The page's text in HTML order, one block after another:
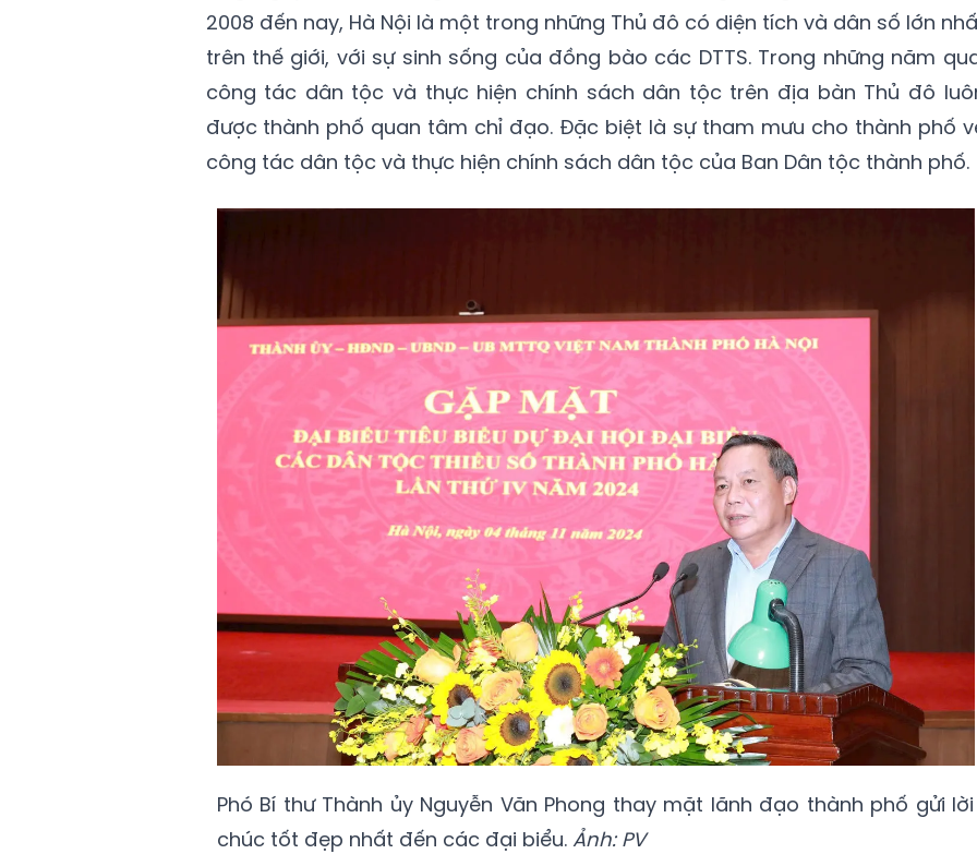
2008 đến nay, Hà Nội là một trong những Thủ đô có diện tích và dân số lớn
trên thế giới, với sự sinh sống của đồng bào các DTTS. Trong những năm
công tác dân tộc và thực hiện chính sách dân tộc trên địa bàn Thủ đô
được thành phố quan tâm chỉ đạo. Đặc biệt là sự tham mưu cho thành phố
công tác dân tộc và thực hiện chính sách dân tộc của Ban Dân tộc thành phố.
Phó Bí thư Thành ủy Nguyễn Văn Phong thay mặt lãnh đạo thành phố gửi lời
chúc tốt đẹp nhất đến các đại biểu. Ảnh: PV